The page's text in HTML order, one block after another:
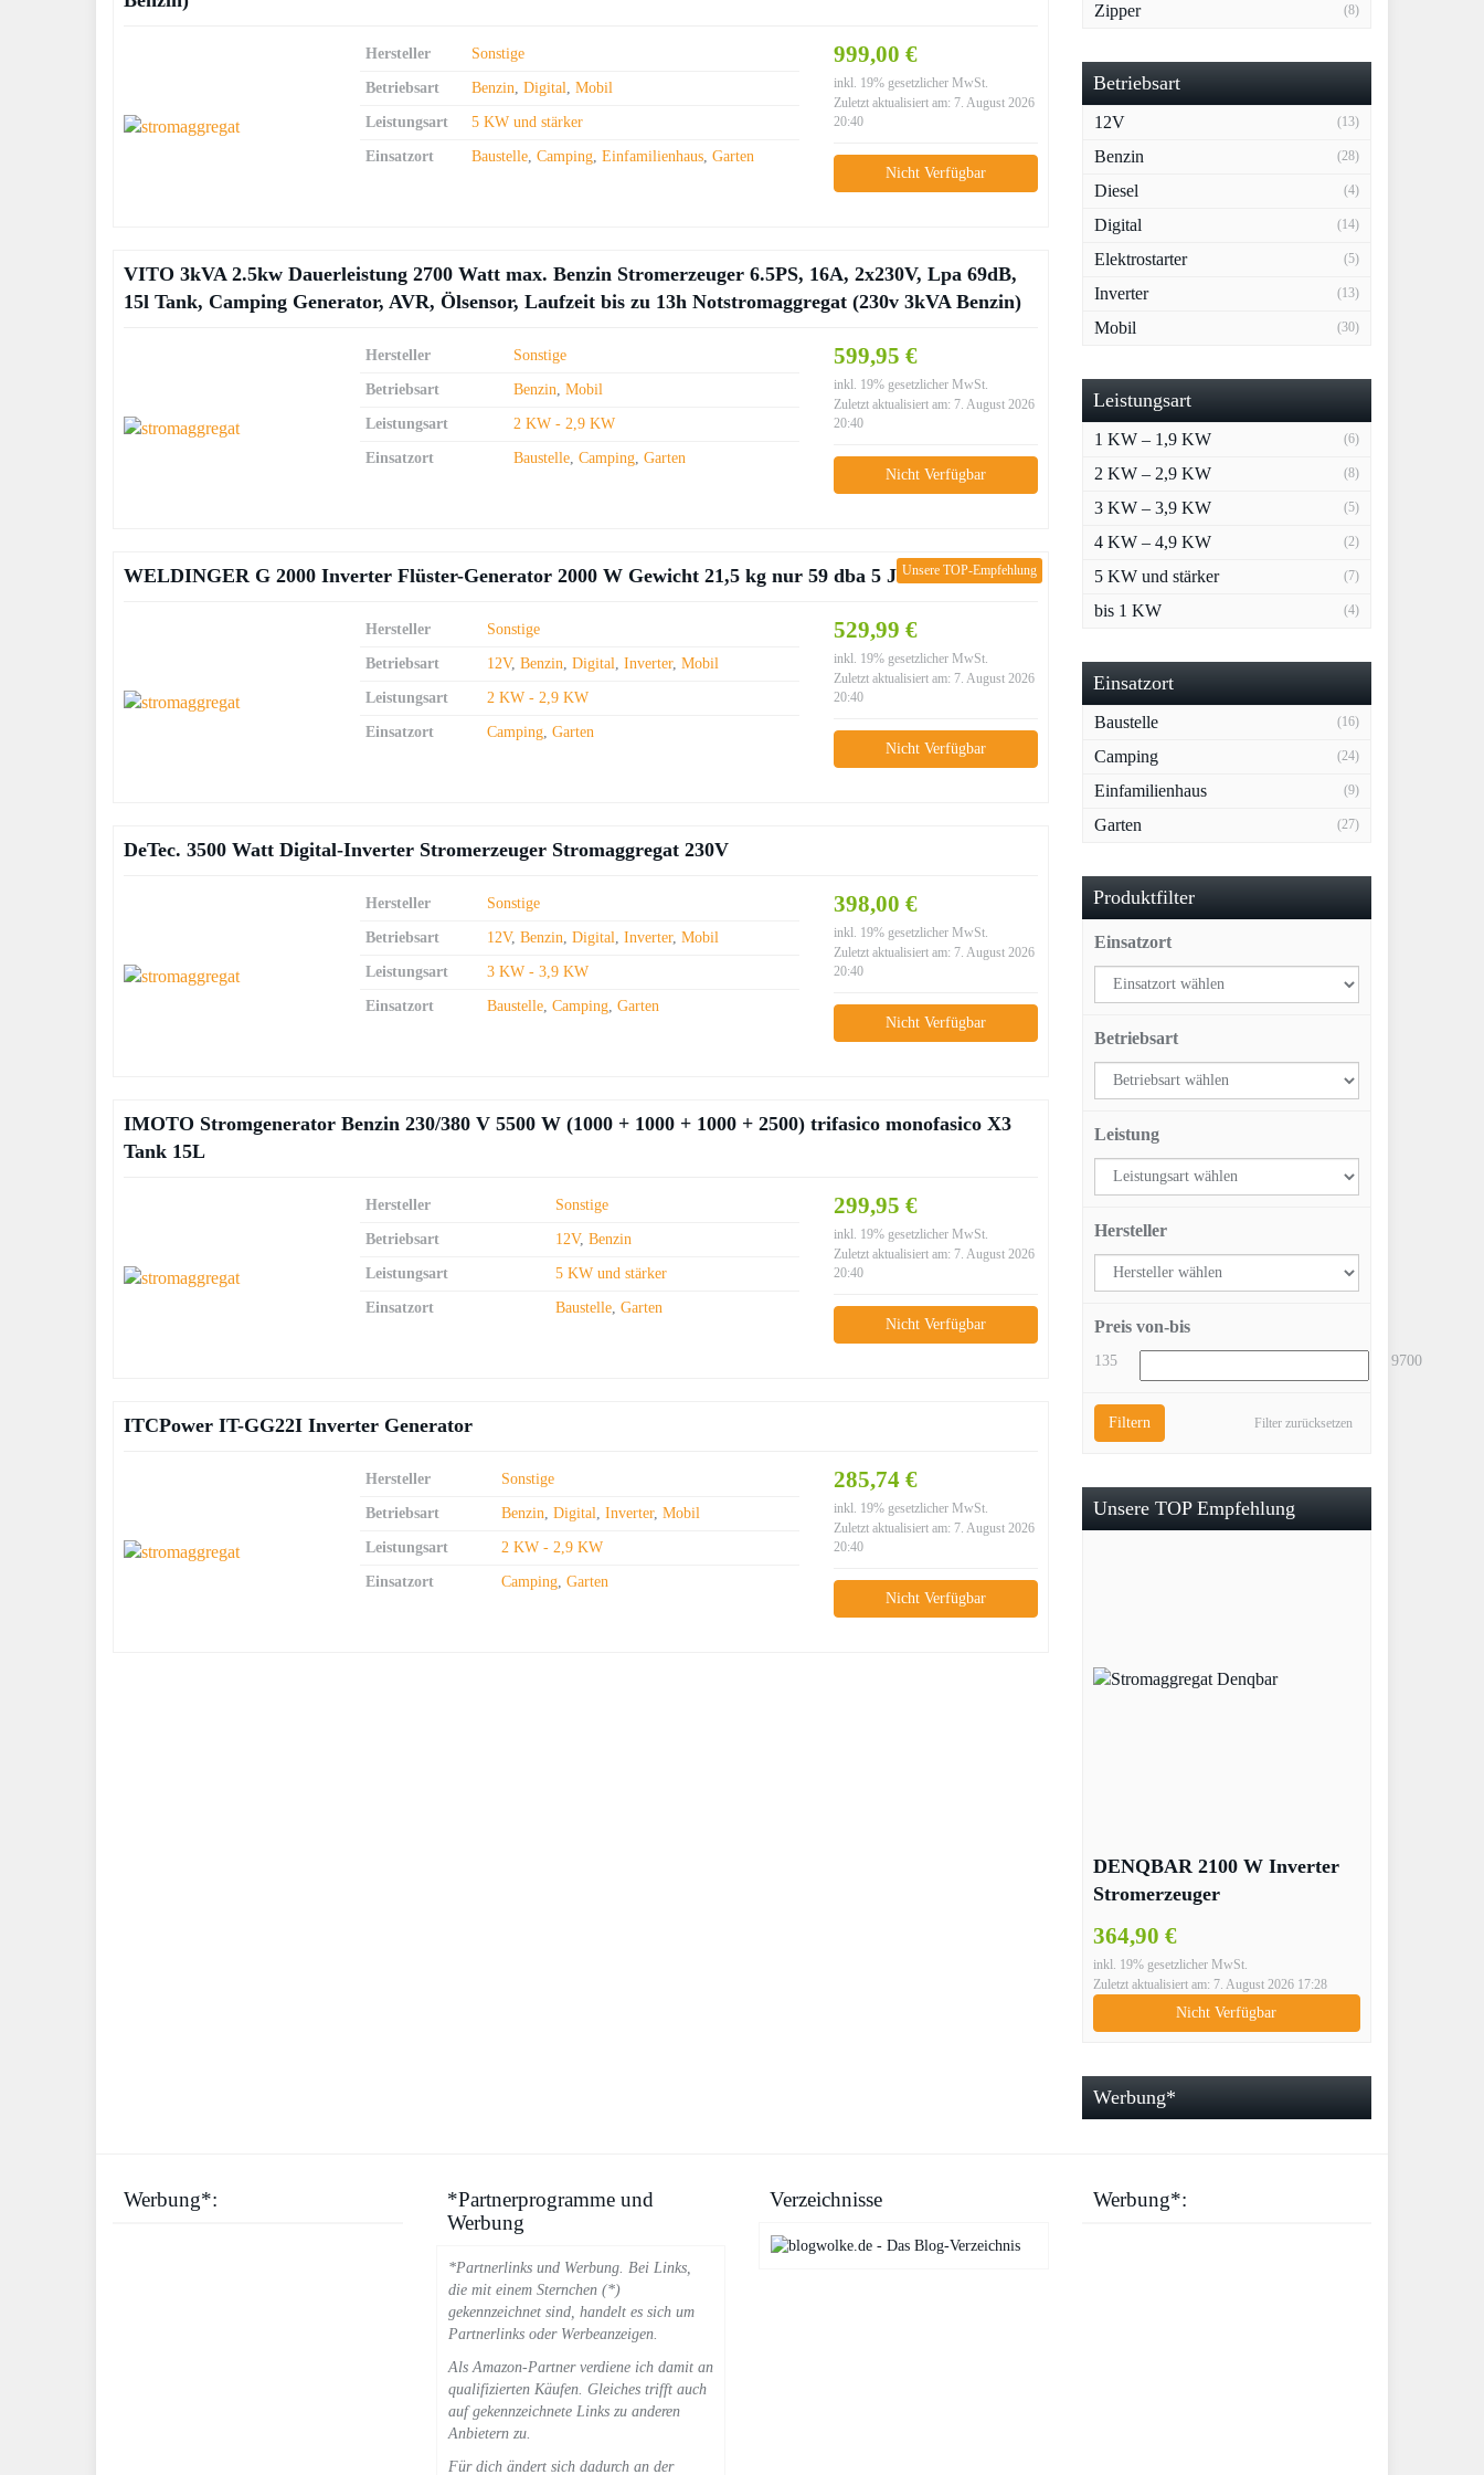
999,00 €
inkl. 19% gesetzlicher MwSt.
Zuletzt aktualisiert am: 7. August 2026
20:40
Nicht Verfügbar
Hersteller Sonstige
Betriebsart Benzin,Digital,Mobil
Leistungsart 5 KW und stärker
Einsatzort Baustelle,Camping,Einfamilienhaus,Garten
VITO 3kVA 2.5kw Dauerleistung 2700 Watt max. Benzin Stromerzeuger 6.5PS, 16A, 2x230V, Lpa 69dB,
15l Tank, Camping Generator, AVR, Ölsensor, Laufzeit bis zu 13h Notstromaggregat (230v 3kVA Benzin)
599,95 €
inkl. 19% gesetzlicher MwSt.
Zuletzt aktualisiert am: 7. August 2026
20:40
Nicht Verfügbar
Hersteller Sonstige
Betriebsart Benzin,Mobil
Leistungsart 2 KW - 2,9 KW
Einsatzort Baustelle,Camping,Garten
Unsere TOP-Empfehlung
WELDINGER G 2000 Inverter Flüster-Generator 2000 W Gewicht 21,5 kg nur 59 dba 5 Jahre Garantie
529,99 €
inkl. 19% gesetzlicher MwSt.
Zuletzt aktualisiert am: 7. August 2026
20:40
Nicht Verfügbar
Hersteller Sonstige
Betriebsart 12V,Benzin,Digital,Inverter,Mobil
Leistungsart 2 KW - 2,9 KW
Einsatzort Camping,Garten
DeTec. 3500 Watt Digital-Inverter Stromerzeuger Stromaggregat 230V
398,00 €
inkl. 19% gesetzlicher MwSt.
Zuletzt aktualisiert am: 7. August 2026
20:40
Nicht Verfügbar
Hersteller Sonstige
Betriebsart 12V,Benzin,Digital,Inverter,Mobil
Leistungsart 3 KW - 3,9 KW
Einsatzort Baustelle,Camping,Garten
IMOTO Stromgenerator Benzin 230/380 V 5500 W (1000 + 1000 + 1000 + 2500) trifasico monofasico X3
Tank 15L
299,95 €
inkl. 19% gesetzlicher MwSt.
Zuletzt aktualisiert am: 7. August 2026
20:40
Nicht Verfügbar
Hersteller Sonstige
Betriebsart 12V,Benzin
Leistungsart 5 KW und stärker
Einsatzort Baustelle,Garten
ITCPower IT-GG22I Inverter Generator
285,74 €
inkl. 19% gesetzlicher MwSt.
Zuletzt aktualisiert am: 7. August 2026
20:40
Nicht Verfügbar
Hersteller Sonstige
Betriebsart Benzin,Digital,Inverter,Mobil
Leistungsart 2 KW - 2,9 KW
Einsatzort Camping,Garten
Zipper (8)
Betriebsart
12V (13)
Benzin (28)
Diesel (4)
Digital (14)
Elektrostarter (5)
Inverter (13)
Mobil (30)
Leistungsart
1 KW – 1,9 KW (6)
2 KW – 2,9 KW (8)
3 KW – 3,9 KW (5)
4 KW – 4,9 KW (2)
5 KW und stärker (7)
bis 1 KW (4)
Einsatzort
Baustelle (16)
Camping (24)
Einfamilienhaus (9)
Garten (27)
Produktfilter
Einsatzort
Betriebsart
Leistung
Hersteller
Preis von-bis
135 9700
Filter zurücksetzen
Filtern
Unsere TOP Empfehlung
DENQBAR 2100 W Inverter
Stromerzeuger
Stromaggregat Digitaler
Generator benzinbetrieben
DQ-2100
364,90 €
inkl. 19% gesetzlicher MwSt.
Zuletzt aktualisiert am: 7. August 2026 17:28
Nicht Verfügbar
Werbung*
Werbung*:
*Partnerprogramme und
Werbung
*Partnerlinks und Werbung. Bei Links,
die mit einem Sternchen (*)
gekennzeichnet sind, handelt es sich um
Partnerlinks oder Werbeanzeigen.
Als Amazon-Partner verdiene ich damit an
qualifizierten Käufen. Gleiches trifft auch
auf gekennzeichnete Links zu anderen
Anbietern zu.
Für dich ändert sich dadurch an der
Verzeichnisse Werbung*: